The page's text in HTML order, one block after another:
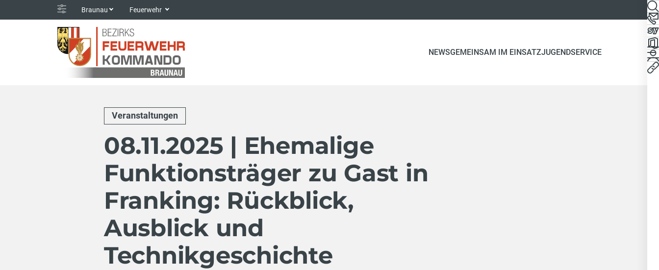
Braunau Feuerwehr
NEWSGEMEINSAM IM EINSATZJUGENDSERVICE
Veranstaltungen
08.11.2025 | Ehemalige
Funktionsträger zu Gast in
Franking: Rückblick,
Ausblick und
Technikgeschichte